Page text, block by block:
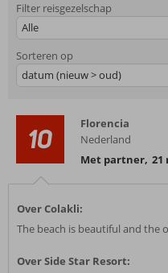
Filter reisgezelschap
Alle
Sorteren op
datum (nieuw > oud)
10
Florencia
Nederland
Met partner, 21
Over Colakli:
The beach is beautiful and the
Over Side Star Resort: